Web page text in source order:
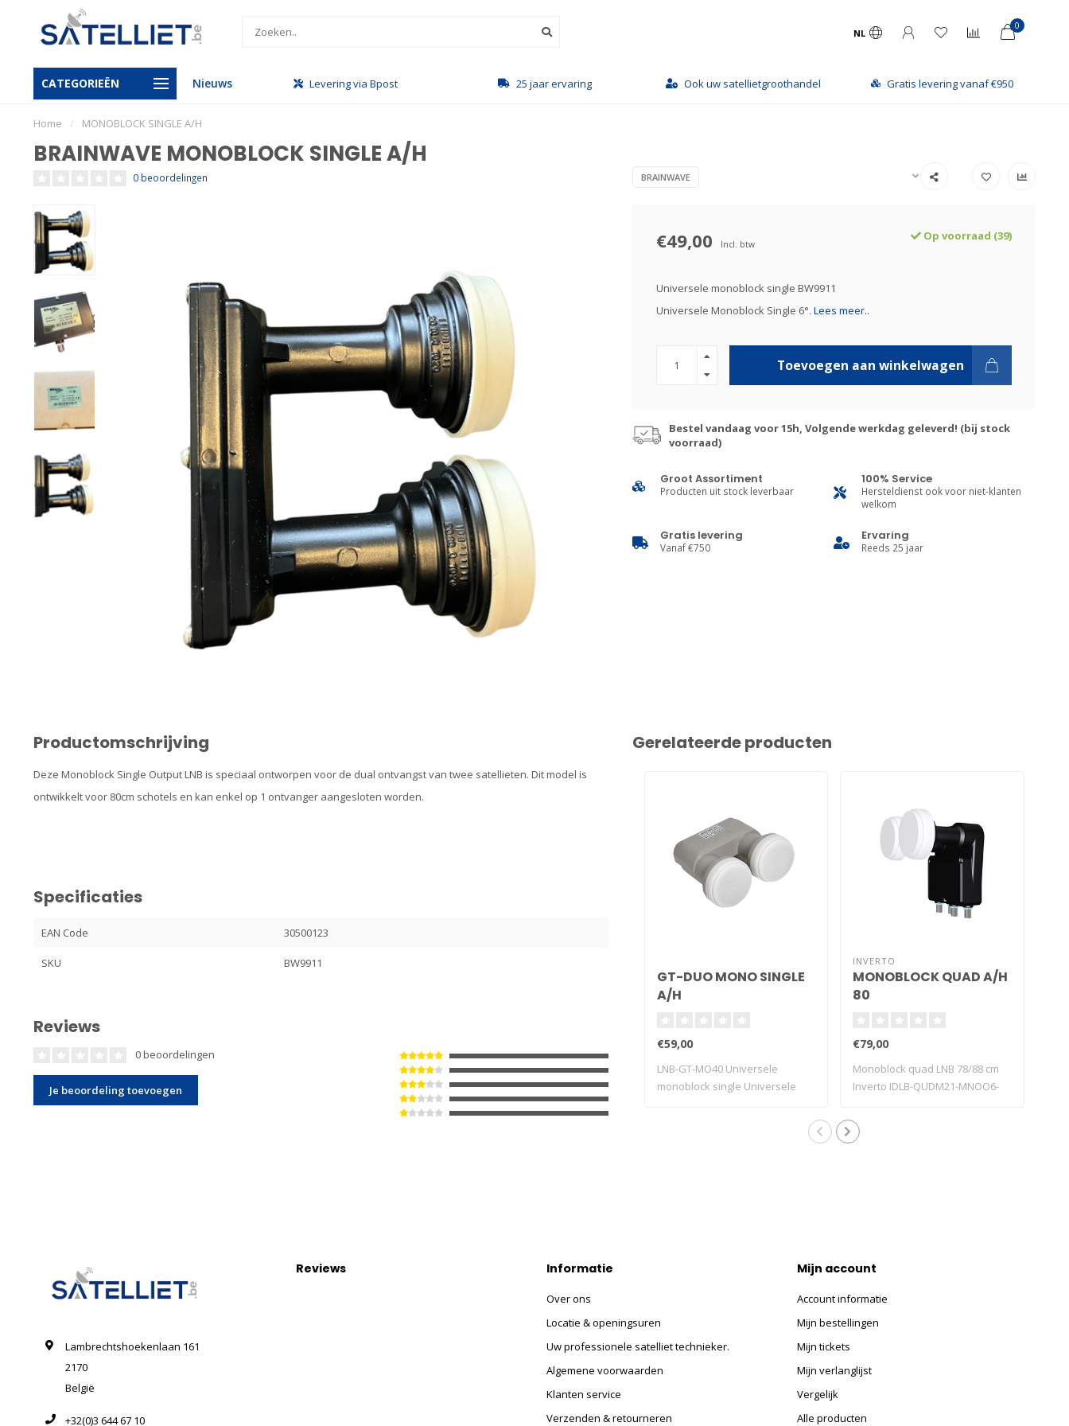
NL
0
CATEGORIEËN Nieuws
Gratis levering vanaf €950 Levering via Bpost 25 jaar ervaring Ook uw satellietgroothandel Gratis levering vanaf €950
Home / MONOBLOCK SINGLE A/H
BRAINWAVE MONOBLOCK SINGLE A/H
0 beoordelingen BRAINWAVE
€49,00 Incl. btw
Op voorraad (39)
Universele monoblock single BW9911
Universele Monoblock Single 6°. Lees meer..
Toevoegen aan winkelwagen
Bestel vandaag voor 15h, Volgende werkdag geleverd! (bij stock
voorraad)
Groot Assortiment
Producten uit stock leverbaar
100% Service
Hersteldienst ook voor niet-klanten
welkom
Gratis levering
Vanaf €750
Ervaring
Reeds 25 jaar
Productomschrijving
Deze Monoblock Single Output LNB is speciaal ontworpen voor de dual ontvangst van twee satellieten. Dit model is
ontwikkelt voor 80cm schotels en kan enkel op 1 ontvanger aangesloten worden.
Specificaties
EAN Code 30500123
SKU BW9911
Reviews
0 beoordelingen
Je beoordeling toevoegen
Gerelateerde producten
GT-DUO MONO SINGLE
A/H
€59,00
LNB-GT-MO40 Universele
monoblock single Universele
INVERTO
MONOBLOCK QUAD A/H
80
€79,00
Monoblock quad LNB 78/88 cm
Inverto IDLB-QUDM21-MNOO6-
Lambrechtshoekenlaan 161
2170
België
+32(0)3 644 67 10
Reviews Informatie
Over ons
Locatie & openingsuren
Uw professionele satelliet technieker.
Algemene voorwaarden
Klanten service
Verzenden & retourneren
Mijn account
Account informatie
Mijn bestellingen
Mijn tickets
Mijn verlanglijst
Vergelijk
Alle producten